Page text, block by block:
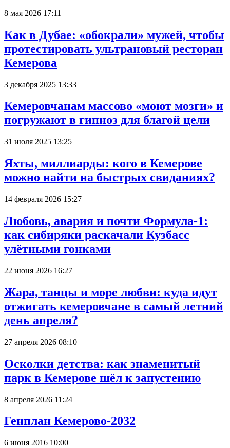
8 мая 2026 17:11
Как в Дубае: «обокрали» мужей, чтобы
протестировать ультрановый ресторан
Кемерова
3 декабря 2025 13:33
Кемеровчанам массово «моют мозги» и
погружают в гипноз для благой цели
31 июля 2025 13:25
Яхты, миллиарды: кого в Кемерове
можно найти на быстрых свиданиях?
14 февраля 2026 15:27
Любовь, авария и почти Формула-1:
как сибиряки раскачали Кузбасс
улётными гонками
22 июня 2026 16:27
Жара, танцы и море любви: куда идут
отжигать кемеровчане в самый летний
день апреля?
27 апреля 2026 08:10
Осколки детства: как знаменитый
парк в Кемерове шёл к запустению
8 апреля 2026 11:24
Генплан Кемерово-2032
6 июня 2016 10:00